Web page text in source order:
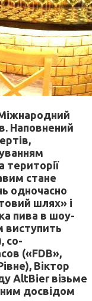
Наповнений
території
стане
одночасно
шлях» і
пива в шоу-
виступить
со-
(«FDB»,
Віктор
AltBier візьме
досвідом